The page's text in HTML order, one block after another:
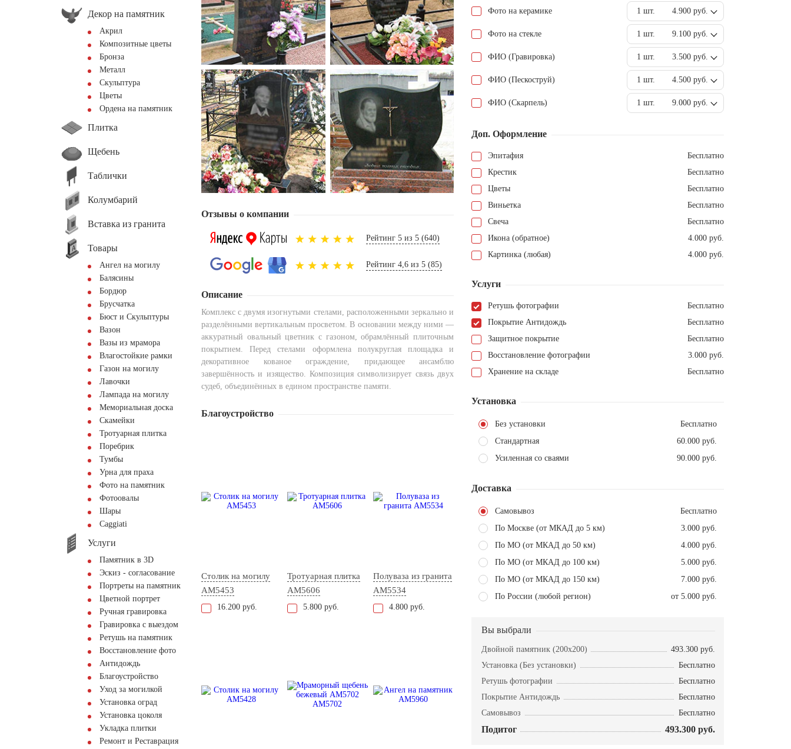
Декор на памятник
Акрил
Композитные цветы
Бронза
Металл
Скульптура
Цветы
Ордена на памятник
Плитка
Щебень
Таблички
Колумбарий
Вставка из гранита
Товары
Ангел на могилу
Балясины
Бордюр
Брусчатка
Бюст и Скульптуры
Вазон
Вазы из мрамора
Влагостойкие рамки
Газон на могилу
Лавочки
Лампада на могилу
Мемориальная доска
Скамейки
Тротуарная плитка
Поребрик
Тумбы
Урна для праха
Фото на памятник
Фотоовалы
Шары
Сaggiati
Услуги
Памятник в 3D
Эскиз - согласование
Портреты на памятник
Цветной портрет
Ручная гравировка
Гравировка с выездом
Ретушь на памятник
Восстановление фото
Антидождь
Благоустройство
Уход за могилкой
Установка оград
Установка цоколя
Укладка плитки
Ремонт и Реставрация
Отзывы о компании
Рейтинг 5 из 5 (640)
Рейтинг 4,6 из 5 (85)
Описание
Комплекс с двумя изогнутыми стелами, расположенными зеркально и
разделёнными вертикальным просветом. В основании между ними —
аккуратный овальный цветник с газоном, обрамлённый плиточным
покрытием. Перед стелами оформлена полукруглая площадка и
декоративное кованое ограждение, придающее ансамблю
завершённость и изящество. Композиция символизирует связь двух
судеб, объединённых в едином пространстве памяти.
Благоустройство
Столик на могилу
AM5453
16.200 руб.
Тротуарная плитка
AM5606
5.800 руб.
Полуваза из гранита
AM5534
4.800 руб.
Фото на керамике 1 шт. 4.900 руб.
Фото на стекле 1 шт. 9.100 руб.
ФИО (Гравировка) 1 шт. 3.500 руб.
ФИО (Пескоструй) 1 шт. 4.500 руб.
ФИО (Скарпель) 1 шт. 9.000 руб.
Доп. Оформление
Эпитафия
Бесплатно
Крестик
Бесплатно
Цветы
Бесплатно
Виньетка
Бесплатно
Свеча
Бесплатно
Икона (обратное)
4.000 руб.
Картинка (любая)
4.000 руб.
Услуги
Ретушь фотографии
Бесплатно
Покрытие Антидождь
Бесплатно
Защитное покрытие
Бесплатно
Восстановление фотографии
3.000 руб.
Хранение на складе
Бесплатно
Установка
Без установки
Бесплатно
Стандартная
60.000 руб.
Усиленная со сваями
90.000 руб.
Доставка
Самовывоз
Бесплатно
По Москве (от МКАД до 5 км)
3.000 руб.
По МО (от МКАД до 50 км)
4.000 руб.
По МО (от МКАД до 100 км)
5.000 руб.
По МО (от МКАД до 150 км)
7.000 руб.
По России (любой регион)
от 5.000 руб.
Вы выбрали
Двойной памятник (200x200)
493.300 руб.
Установка (Без установки)
Бесплатно
Ретушь фотографии
Бесплатно
Покрытие Антидождь
Бесплатно
Самовывоз
Бесплатно
Подитог 493.300 руб.